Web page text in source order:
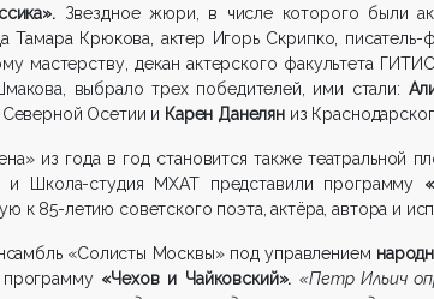
Звездное жюри, в числе которого были
Тамара Крюкова, актер Игорь Скрипко,
мастерству, декан актерского факультета
выбрало трех победителей, ими стали:
Осетии и Карен Данелян из
из года в год становится также театральной
и Школа-студия МХАТ представили программу
к 85-летию советского поэта, актёра, автора и
«Солисты Москвы» под управлением
программу «Чехов и Чайковский». «Петр Ильич